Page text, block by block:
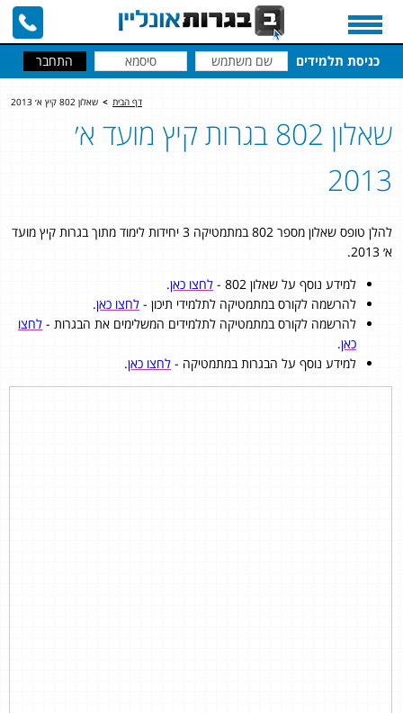
כניסת תלמידים
דף הבית > שאלון 802 קיץ א׳ 2013
שאלון 802 בגרות קיץ מועד א׳
2013
להלן טופס שאלון מספר 802 במתמטיקה 3 יחידות לימוד מתוך בגרות קיץ מועד
א׳ 2013.
למידע נוסף על שאלון 802 -
לחצו כאן.
להרשמה לקורס במתמטיקה לתלמידי תיכון - לחצו כאן.
להרשמה לקורס במתמטיקה לתלמידים המשלימים את הבגרות - לחצו
כאן.
למידע נוסף על הבגרות במתמטיקה - לחצו כאן.